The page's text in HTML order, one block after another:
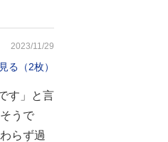
2023/11/29
る（2枚）
す」と言
うで
らず過